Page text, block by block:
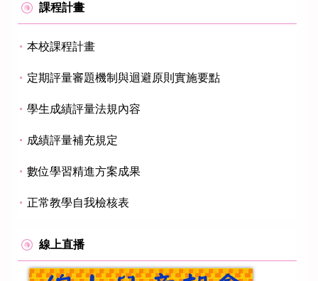
課程計畫
本校課程計畫
定期評量審題機制與迴避原則實施要點
學生成績評量法規內容
成績評量補充規定
數位學習精進方案成果
正常教學自我檢核表
線上直播